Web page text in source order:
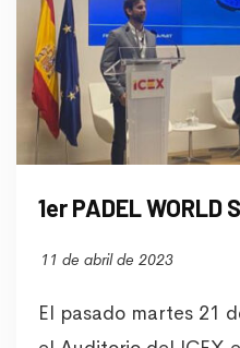
1er PADEL WORLD
11 de abril de 2023
El pasado martes 21